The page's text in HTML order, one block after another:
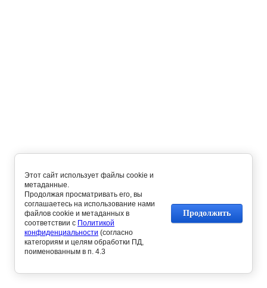
Этот сайт использует файлы cookie и
метаданные.
Продолжая просматривать его, вы
соглашаетесь на использование нами
файлов cookie и метаданных в
соответствии с Политикой
конфиденциальности (согласно
категориям и целям обработки ПД,
поименованным в п. 4.3
Продолжить